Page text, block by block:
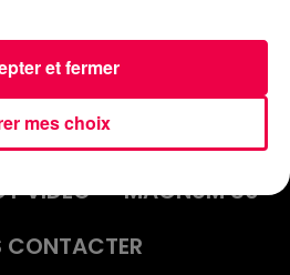
INFOS
EMISSIONS
PODCASTS
VIDÉO
MAGNUM 80
CONTACTER
mes choix
et fermer